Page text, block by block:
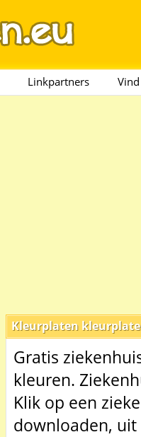
Linkpartners
Kleurplaten
Gratis
kleuren.
Klik op een
downloaden,